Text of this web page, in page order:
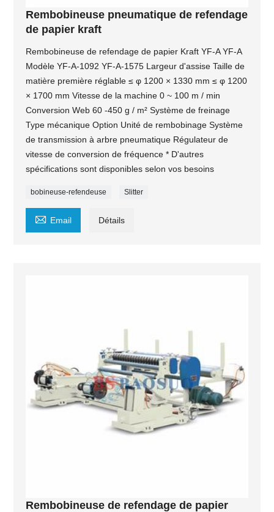
Rembobineuse pneumatique de refendage
de papier kraft
Rembobineuse de refendage de papier Kraft YF-A YF-A
Modèle YF-A-1092 YF-A-1575 Largeur d'assise Taille de
matière première réglable ≤ φ 1200 × 1330 mm ≤ φ 1200
× 1700 mm Vitesse de la machine 0 ~ 100 m / min
Conversion Web 60 -450 g / m² Système de freinage
Type mécanique Option Unité de rembobinage Système
de transmission à arbre pneumatique Régulateur de
vitesse de conversion de fréquence * D'autres
spécifications sont disponibles selon vos besoins
bobineuse-refendeuse Slitter
 Email Détails
Rembobineuse de refendage de papier